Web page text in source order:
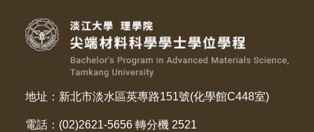
地址：新北市淡水區英專路151號(化學館C448室)
電話：(02)2621-5656 轉分機 2521